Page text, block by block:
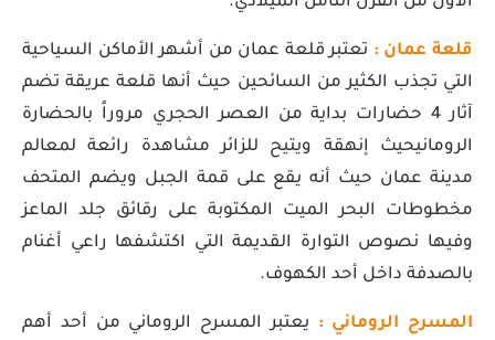
قلعة عمان : تعتبر قلعة عمان من أشهر الأماكن السياحية
التي تجذب الكثير من السائحين حيث أنها قلعة عريقة تضم
آثار 4 حضارات بداية من العصر الحجري مروراً بالحضارة
الرومانيحيث إنهقة ويتيح للزائر مشاهدة رائعة لمعالم
مدينة عمان حيث أنه يقع على قمة الجبل ويضم المتحف
مخطوطات البحر الميت المكتوبة على رقائق جلد الماعز
وفيها نصوص التوارة القديمة التي اكتشفها راعي أغنام
بالصدفة داخل أحد الكهوف.
المسرح الروماني : يعتبر المسرح الروماني من أحد أهم